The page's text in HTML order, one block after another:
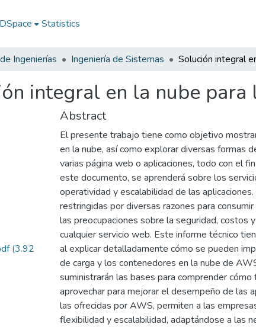
Statistics
Ingenierías Ingeniería de Sistemas
integral en la nube para
(3.92
Abstract
El presente trabajo tiene como objetivo
en la nube, así como explorar diversas formas
varias página web o aplicaciones, todo con el
este documento, se aprenderá sobre los
operatividad y escalabilidad de las
restringidas por diversas razones para
las preocupaciones sobre la seguridad, costos
cualquier servicio web. Este informe técnico
al explicar detalladamente cómo se pueden
de carga y los contenedores en la nube de
suministrarán las bases para comprender
aprovechar para mejorar el desempeño de las
las ofrecidas por AWS, permiten a las
flexibilidad y escalabilidad, adaptándose a las